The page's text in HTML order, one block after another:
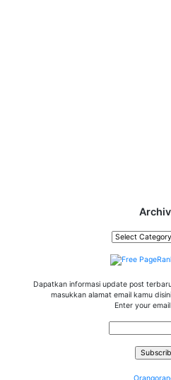
Archive
Dapatkan informasi update post
masukkan alamat email kamu
Enter your